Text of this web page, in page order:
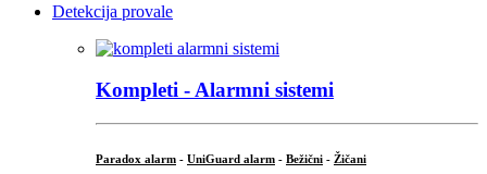
Detekcija provale
Kompleti - Alarmni sistemi
Paradox alarm - UniGuard alarm - Bežični - Žičani